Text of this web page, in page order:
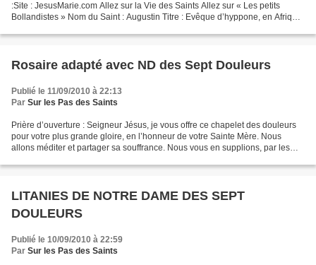
:Site : JesusMarie.com Allez sur la Vie des Saints Allez sur « Les petits
Bollandistes » Nom du Saint : Augustin Titre : Evêque d’hyppone, en Afrique,
Rosaire adapté avec ND des Sept Douleurs
Publié le 11/09/2010 à 22:13
Par Sur les Pas des Saints
Prière d’ouverture : Seigneur Jésus, je vous offre ce chapelet des douleurs
pour votre plus grande gloire, en l’honneur de votre Sainte Mère. Nous
allons méditer et partager sa souffrance. Nous vous en supplions, par les
LITANIES DE NOTRE DAME DES SEPT
DOULEURS
Publié le 10/09/2010 à 22:59
Par Sur les Pas des Saints